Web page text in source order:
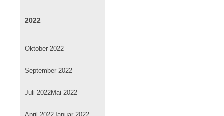
2022
Oktober 2022
September 2022
Juli 2022Mai 2022
April 2022Januar 2022